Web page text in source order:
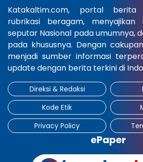
Katakaltim.com, portal
rubrikasi beragam, menyajikan
seputar Nasional pada umumnya,
pada khususnya. Dengan
menjadi sumber informasi
update dengan berita terkini di
Direksi & Redaksi
Kode Etik
Privacy Policy
ePaper